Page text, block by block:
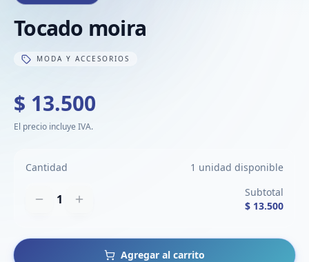
Tocado moira
MODA Y ACCESORIOS
$ 13.500
El precio incluye IVA.
Cantidad 1 unidad disponible
1
Subtotal
$ 13.500
Agregar al carrito